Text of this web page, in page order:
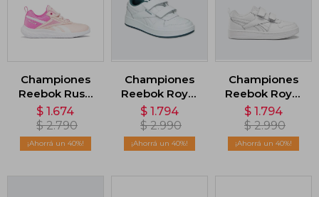
Championes
Reebok Rush
Runner 5 -
Rosa
$ 1.674
$ 2.790
40
Championes
Reebok Royal
Prime 2.0 -
Blanco
$ 1.794
$ 2.990
40
Championes
Reebok Royal
Prime 2.0 -
Blanco
$ 1.794
$ 2.990
40